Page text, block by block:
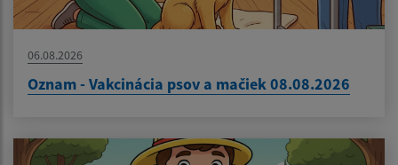
06.08.2026
Oznam - Vakcinácia psov a mačiek 08.08.2026